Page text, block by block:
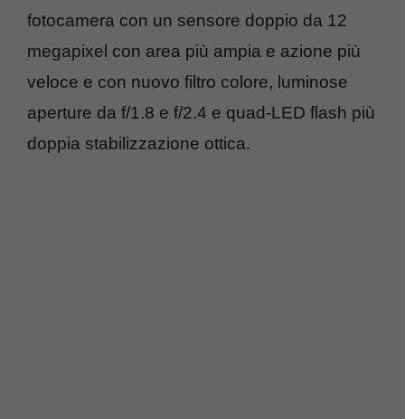
fotocamera con un sensore doppio da 12
megapixel con area più ampia e azione più
veloce e con nuovo filtro colore, luminose
aperture da f/1.8 e f/2.4 e quad-LED flash più
doppia stabilizzazione ottica.